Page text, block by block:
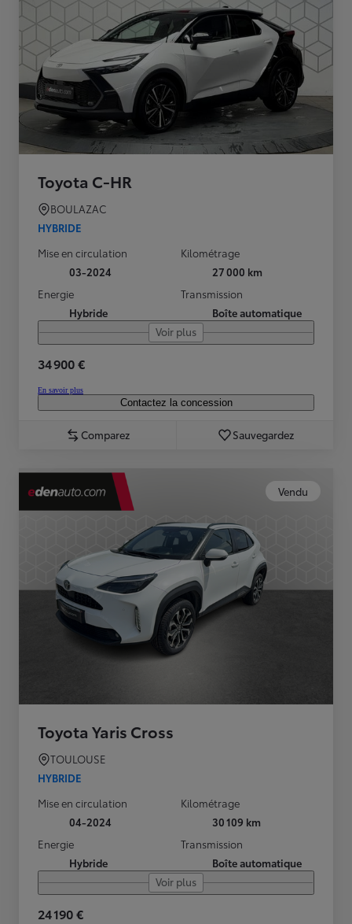
Toyota C-HR
BOULAZAC
HYBRIDE
Mise en circulation
03-2024
Kilométrage
27 000 km
Energie
Hybride
Transmission
Boîte automatique
Voir plus
34 900 €
En savoir plus
Contactez la concession
Comparez Sauvegardez
Vendu
Toyota Yaris Cross
TOULOUSE
HYBRIDE
Mise en circulation
04-2024
Kilométrage
30 109 km
Energie
Hybride
Transmission
Boîte automatique
Voir plus
24 190 €